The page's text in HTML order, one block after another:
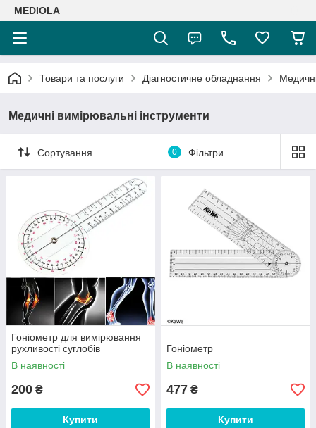
MEDIOLA
Товари та послуги Діагностичне обладнання
Медичні вимірювальні інструменти
Сортування 0 Фільтри
Гоніометр для вимірювання
рухливості суглобів
В наявності
200 ₴
Купити
Гоніометр
В наявності
477 ₴
Купити